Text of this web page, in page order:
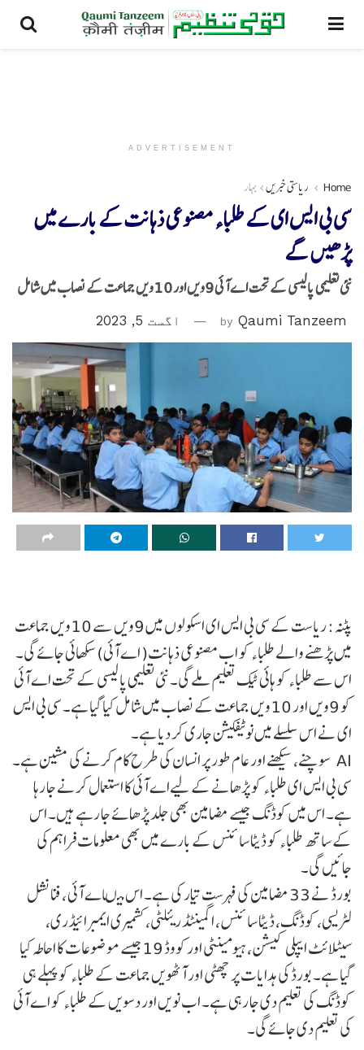
ADVERTISEMENT
Home ریاستی خبریں بہار
سی بی ایس ای کے طلباء مصنوعی ذہانت کے بارے میں
پڑھیں گے
نئی تعلیمی پالیسی کے تحت اے آئی 9ویں اور 10ویں جماعت کے نصاب میں شامل
by Qaumi Tanzeem اگست 5, 2023
پٹنہ: ریاست کے سی بی ایس ای اسکولوں میں 9ویں سے 10ویں جماعت
میں پڑھنے والے طلباء کو اب مصنوعی ذہانت( اے آئی) سکھائی جائے گی۔
اس سے طلباء کو ہائی ٹیک تعلیم ملے گی۔ نئی تعلیمی پالیسی کے تحت اے آئی
کو 9ویں اور 10ویں جماعت کے نصاب میں شامل کیا گیا ہے۔ سی بی ایس
ای نے اس سلسلے میں نوٹیفکیشن جاری کر دیا ہے۔
AI سوچنے، سیکھنے اور عام طور پر انسان کی طرح کام کرنے کی مشین ہے۔
سی بی ایس ای طلباء کو پڑھانے کے لیےاے آئی کا استعمال کرنے جا رہا
ہے۔ اس میں کوڈنگ جیسے مضامین بھی جلد پڑھائے جا رہے ہیں۔ اس
کے ساتھ طلباء کو ڈیٹا سائنس کے بارے میں بھی معلومات فراہم کی
جائیں گی۔
بورڈ نے 33 مضامین کی فہرست تیار کی ہے۔ اس میںاے آئی ، فنانشل
لٹریسی، کوڈنگ، ڈیٹا سائنس، اگمینٹڈ ریئلٹی، کشمیری ایمبرائیڈری،
سیٹلائٹ ایپلی کیشن، ہیومینٹی اورکووڈ 19جیسے موضوعات کا احاطہ کیا
گیا ہے۔ بورڈ کی ہدایات پر چھٹی اور آٹھویں جماعت کے طلباء کو پہلے ہی
کوڈنگ کی تعلیم دی جا رہی ہے۔ اب نویں اور دسویں کے طلباء کو اے آئی
کی تعلیم دی جائے گی۔